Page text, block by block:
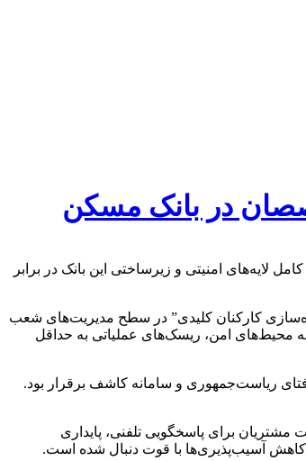
در بانک مسکن
امنیتی و زیرساختی این بانک در برابر
کارکنان کلیدی” در سطح مدیریت‌های شعب
محیط‌های امن، ریسک‌های عملیاتی به حداقل
ریاست‌جمهوری و سامانه کاشف برقرار بود.
مشتریان برای پاسخگویی تلفنی، پایداری